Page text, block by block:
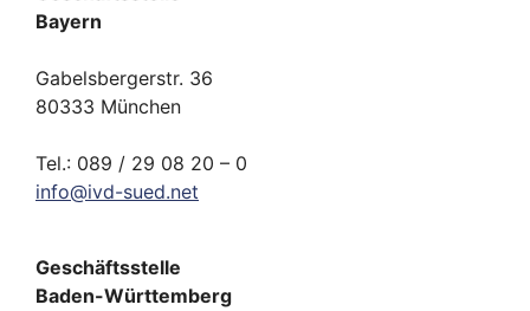
Bayern
Gabelsbergerstr. 36
80333 München
Tel.: 089 / 29 08 20 – 0
info@ivd-sued.net
Geschäftsstelle
Baden-Württemberg